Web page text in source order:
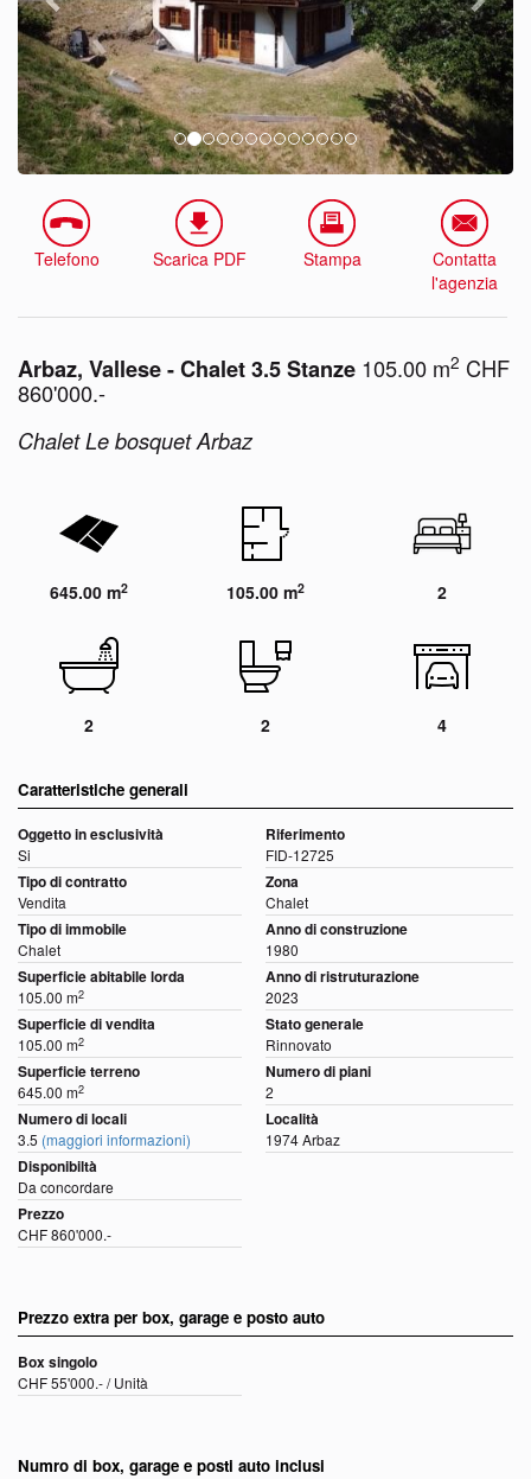
Telefono Scarica PDF Stampa
Contatta
l'agenzia
Arbaz, Vallese - Chalet 3.5 Stanze 105.00 m2 CHF
860'000.-
Chalet Le bosquet Arbaz
645.00 m2 105.00 m2 2
2 2 4
Caratteristiche generali
Oggetto in esclusività
Si
Tipo di contratto
Vendita
Tipo di immobile
Chalet
Superficie abitabile lorda
105.00 m2
Superficie di vendita
105.00 m2
Superficie terreno
645.00 m2
Numero di locali
3.5 (maggiori informazioni)
Disponibiltà
Da concordare
Prezzo
CHF 860'000.-
Riferimento
FID-12725
Zona
Chalet
Anno di construzione
1980
Anno di ristruturazione
2023
Stato generale
Rinnovato
Numero di piani
2
Località
1974 Arbaz
Prezzo extra per box, garage e posto auto
Box singolo
CHF 55'000.- / Unità
Numro di box, garage e posti auto inclusi